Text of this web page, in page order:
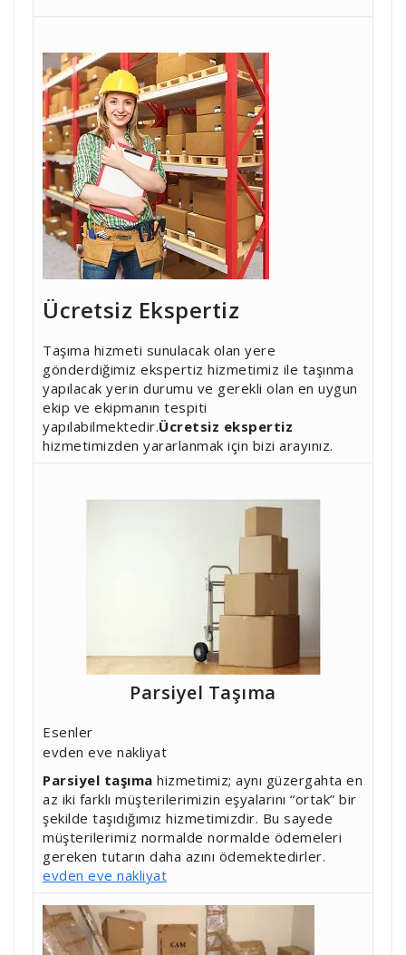
Ücretsiz Ekspertiz
Taşıma hizmeti sunulacak olan yere
gönderdiğimiz ekspertiz hizmetimiz ile taşınma
yapılacak yerin durumu ve gerekli olan en uygun
ekip ve ekipmanın tespiti
yapılabilmektedir.Ücretsiz ekspertiz
hizmetimizden yararlanmak için bizi arayınız.
Parsiyel Taşıma
Esenler
evden eve nakliyat
Parsiyel taşıma hizmetimiz; aynı güzergahta en
az iki farklı müşterilerimizin eşyalarını “ortak” bir
şekilde taşıdığımız hizmetimizdir. Bu sayede
müşterilerimiz normalde normalde ödemeleri
gereken tutarın daha azını ödemektedirler.
evden eve nakliyat